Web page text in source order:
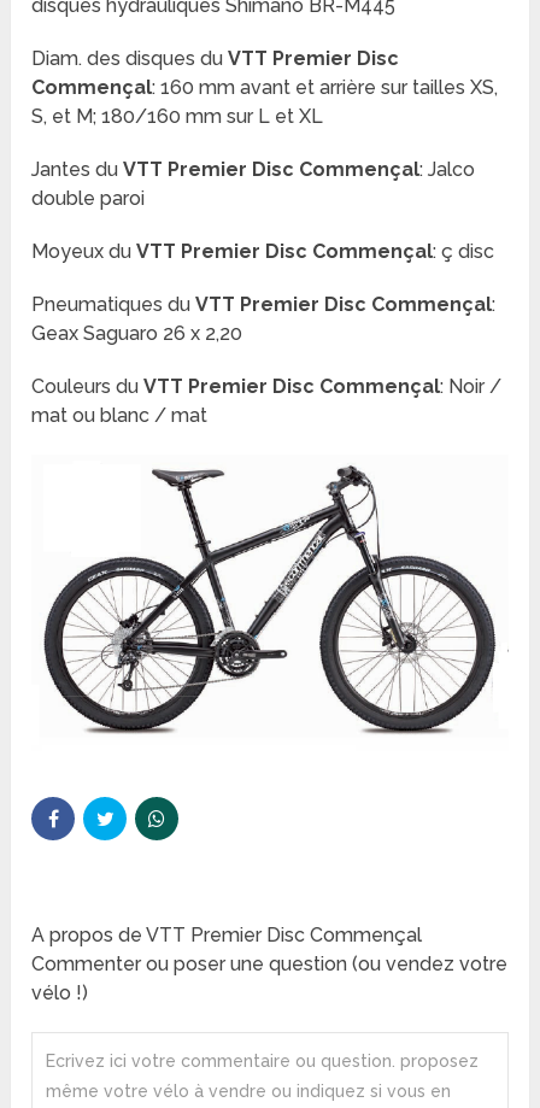
disques hydrauliques Shimano BR-M445
Diam. des disques duVTT Premier Disc
Commençal: 160 mm avant et arrière sur tailles XS,
S, et M; 180/160 mm sur L et XL
Jantes duVTT Premier Disc Commençal: Jalco
double paroi
Moyeux duVTT Premier Disc Commençal: ç disc
Pneumatiques duVTT Premier Disc Commençal:
Geax Saguaro 26 x 2,20
Couleurs duVTT Premier Disc Commençal: Noir /
mat ou blanc / mat
A propos de VTT Premier Disc Commençal
Commenter ou poser une question (ou vendez votre
vélo !)